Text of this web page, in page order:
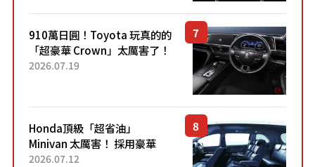
910萬日圓！Toyota 玩真的的
「超豪華 Crown」太厲害了！
採用由「匠人技藝」打造的
2026.07.19
Honda頂級「超省油」
Minivan 太厲害！ 採用豪華
「真皮座椅」與專屬「黑色內
2026.07.12